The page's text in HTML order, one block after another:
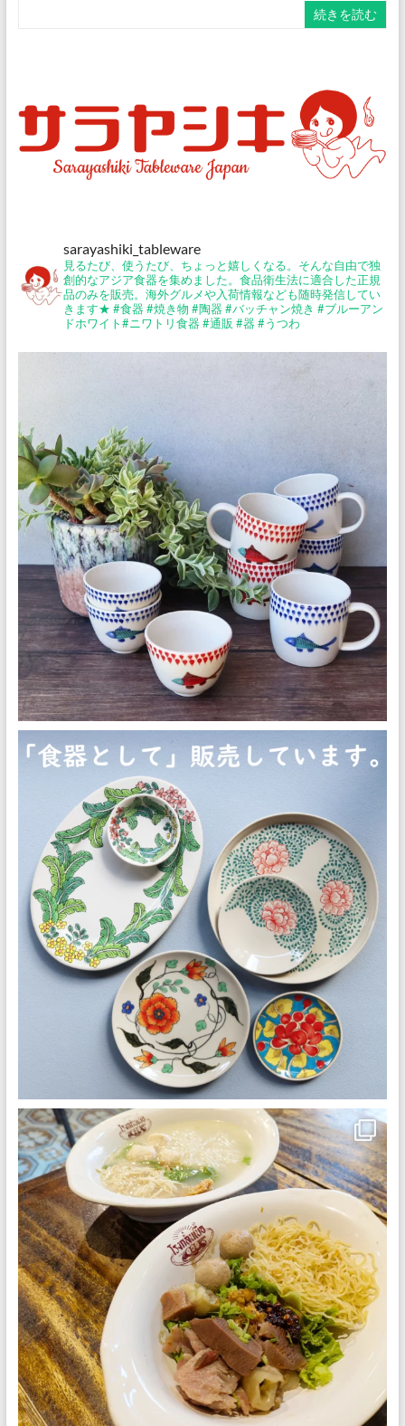
続きを読む
sarayashiki_tableware
見るたび、使うたび、ちょっと嬉しくなる。そんな自由で独
創的なアジア食器を集めました。食品衛生法に適合した正規
品のみを販売。海外グルメや入荷情報なども随時発信してい
きます★ #食器 #焼き物 #陶器 #バッチャン焼き #ブルーアン
ドホワイト#ニワトリ食器 #通販 #器 #うつわ